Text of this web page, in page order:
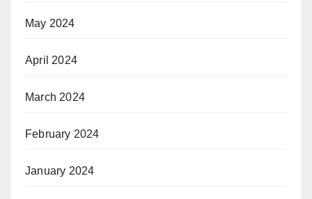
May 2024
April 2024
March 2024
February 2024
January 2024